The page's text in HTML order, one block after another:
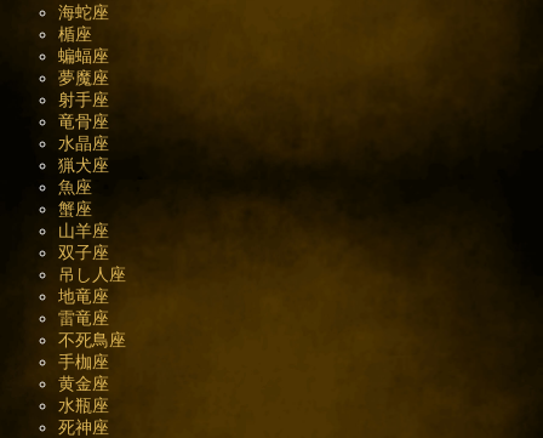
海蛇座
楯座
蝙蝠座
夢魔座
射手座
竜骨座
水晶座
猟犬座
魚座
蟹座
山羊座
双子座
吊し人座
地竜座
雷竜座
不死鳥座
手枷座
黄金座
水瓶座
死神座